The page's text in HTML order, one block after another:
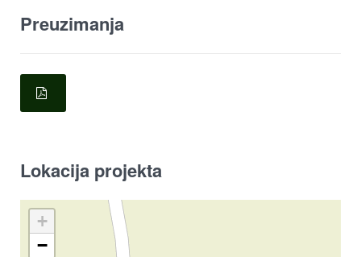
Preuzimanja
Lokacija projekta
+
−